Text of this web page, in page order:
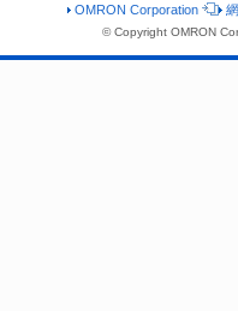
OMRON Corporation
© Copyright OMRON